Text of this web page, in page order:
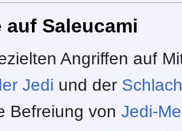
auf Saleucami
Angriffen auf
Jedi und der
Befreiung von Jedi-